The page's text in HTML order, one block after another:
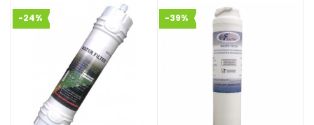
-24% -39%